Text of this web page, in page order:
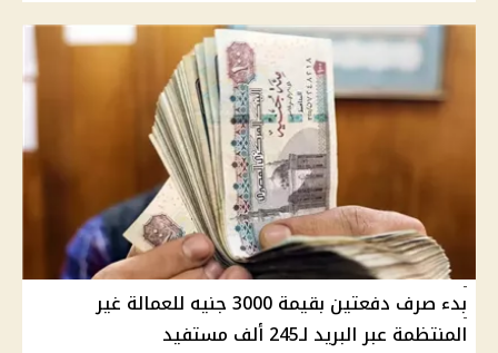
بدء صرف دفعتين بقيمة 3000 جنيه للعمالة غير
المنتظمة عبر البريد لـ245 ألف مستفيد